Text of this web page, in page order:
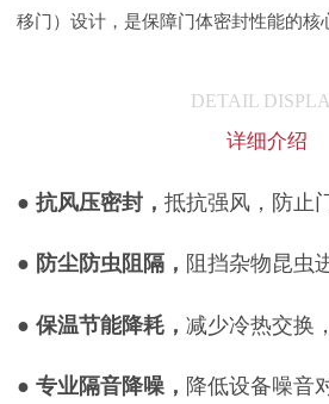
移门）设计，是保障门体密封性能的核
DETAIL
详细介绍
● 抗风压密封， 抵抗强风，防止
● 防尘防虫阻隔， 阻挡杂物昆虫
● 保温节能降耗， 减少冷热交换
● 专业隔音降噪， 降低设备噪音